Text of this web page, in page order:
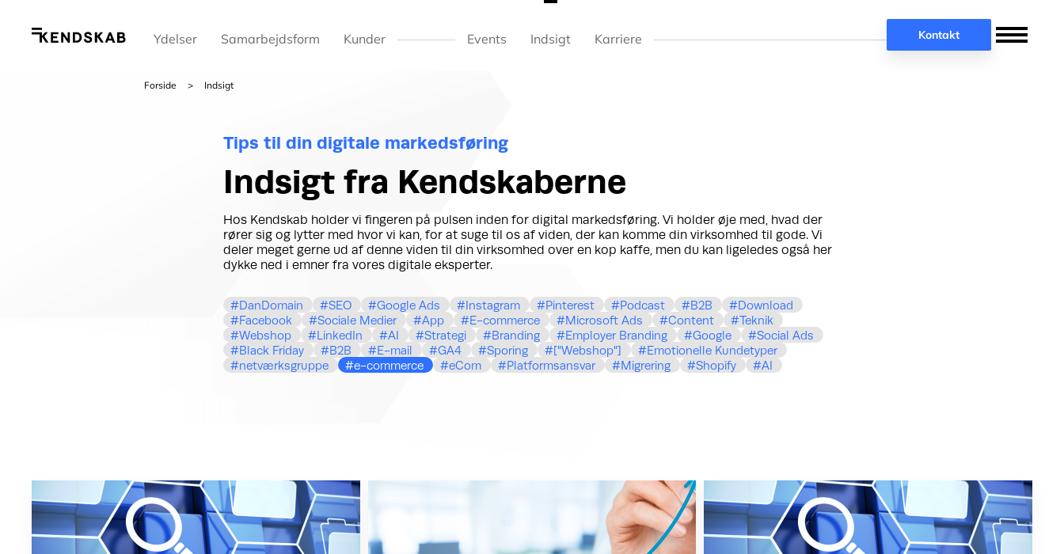
Ydelser Samarbejdsform Kunder Events Indsigt Karriere Kontakt
Forside Indsigt
Tips til din digitale markedsføring
Indsigt fra Kendskaberne
Hos Kendskab holder vi fingeren på pulsen inden for digital markedsføring. Vi holder øje med, hvad der
rører sig og lytter med hvor vi kan, for at suge til os af viden, der kan komme din virksomhed til gode. Vi
deler meget gerne ud af denne viden til din virksomhed over en kop kaffe, men du kan ligeledes også her
dykke ned i emner fra vores digitale eksperter.
DanDomain SEO Google Ads Instagram Pinterest Podcast B2B
Download
Facebook
Sociale Medier App E-commerce Microsoft Ads Content
Teknik
Webshop
LinkedIn AI Strategi Branding Employer Branding Google
Social Ads
Black Friday
B2B E-mail GA4 Sporing ["Webshop"]
Emotionelle Kundetyper
netværksgruppe
e-commerce eCom Platformsansvar Migrering Shopify AI